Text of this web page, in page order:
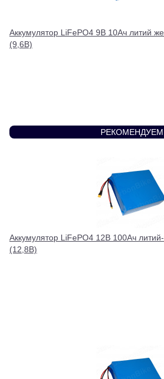
Аккумулятор LiFePO4 9В 10Ач литий
(9,6В)
РЕКОМЕНДУЕМ
Аккумулятор LiFePO4 12В 100Ач
(12,8В)